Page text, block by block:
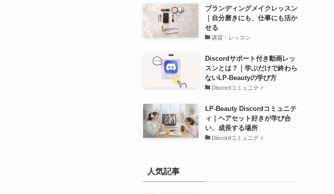
ブランディングメイクレッスン
｜自分磨きにも、仕事にも活か
せる
講習・レッスン
Discordサポート付き動画レッ
スンとは？｜学ぶだけで終わら
ないLP-Beautyの学び方
Discordコミュニティ
LP-Beauty Discordコミュニテ
ィ｜ヘアセット好きが学び合
い、成長する場所
Discordコミュニティ
人気記事